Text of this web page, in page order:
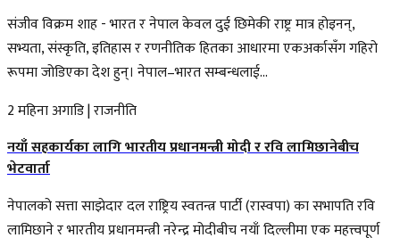
संजीव विक्रम शाह - भारत र नेपाल केवल दुई छिमेकी राष्ट्र मात्र होइनन्,
सभ्यता, संस्कृति, इतिहास र रणनीतिक हितका आधारमा एकअर्कासँग गहिरो
रूपमा जोडिएका देश हुन्। नेपाल–भारत सम्बन्धलाई...
2 महिना अगाडि|राजनीति
नयाँ सहकार्यका लागि भारतीय प्रधानमन्त्री मोदी र रवि लामिछानेबीच
भेटवार्ता
नेपालको सत्ता साझेदार दल राष्ट्रिय स्वतन्त्र पार्टी (रास्वपा) का सभापति रवि
लामिछाने र भारतीय प्रधानमन्त्री नरेन्द्र मोदीबीच नयाँ दिल्लीमा एक महत्त्वपूर्ण